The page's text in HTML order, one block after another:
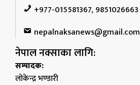
+977-015581367, 9851026663
nepalnaksanews@gmail.com
नेपाल नक्साका लागि:
सम्पादक:
लोकेन्द्र भण्डारी